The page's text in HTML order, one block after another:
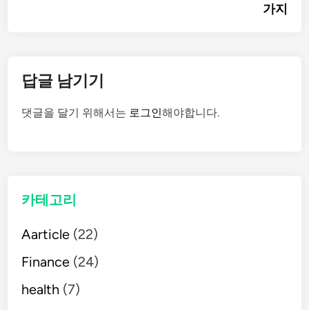
가지
답글 남기기
댓글을 달기 위해서는 로그인해야합니다.
카테고리
Aarticle (22)
Finance (24)
health (7)